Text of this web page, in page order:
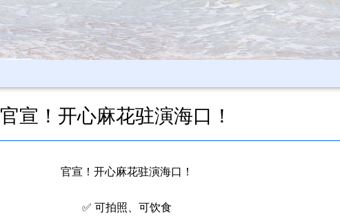
官宣！开心麻花驻演海口！
官宣！开心麻花驻演海口！
✅ 可拍照、可饮食